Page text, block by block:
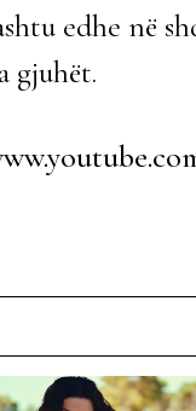
edhe në
gjuhët.